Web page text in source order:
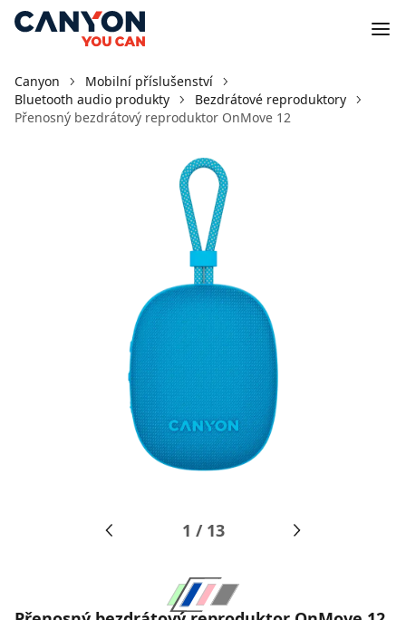
Canyon
Mobilní příslušenství
Bluetooth audio produkty
Bezdrátové reproduktory
Přenosný bezdrátový reproduktor OnMove 12
1 / 13